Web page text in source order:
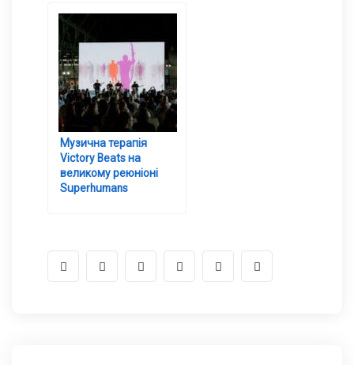
Музична терапія
Victory Beats на
великому реюніоні
Superhumans